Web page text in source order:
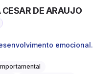
DIVINA CESAR DE ARAUJO
emocional